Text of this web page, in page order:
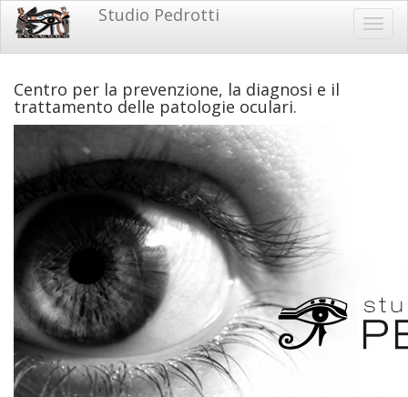
Salta
contenuto
Studio
Pedrotti
Studio Pedrotti
Centro per la prevenzione, la diagnosi e il
trattamento delle patologie oculari.